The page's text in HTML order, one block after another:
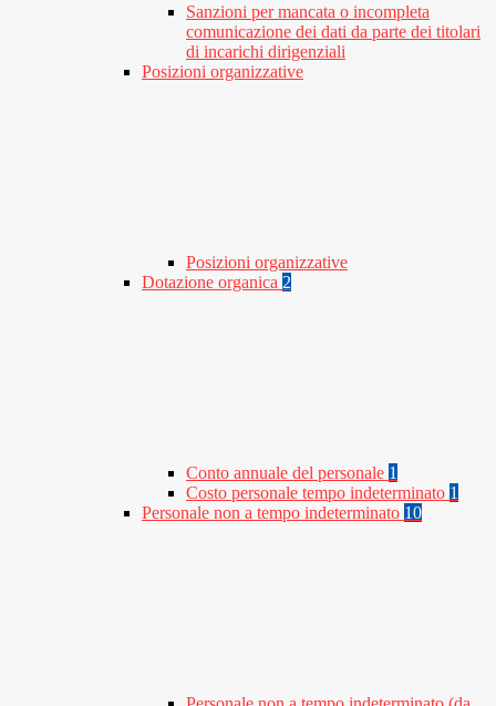
Sanzioni per mancata o incompleta
comunicazione dei dati da parte dei titolari
di incarichi dirigenziali
Posizioni organizzative
Posizioni organizzative
Dotazione organica 2
Conto annuale del personale 1
Costo personale tempo indeterminato 1
Personale non a tempo indeterminato 10